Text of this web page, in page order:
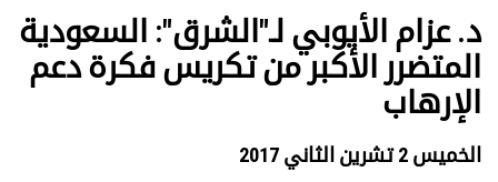
د. عزام الأيوبي لـ"الشرق": السعودية
المتضرر الأكبر من تكريس فكرة دعم
الإرهاب
الخميس 2 تشرين الثاني 2017